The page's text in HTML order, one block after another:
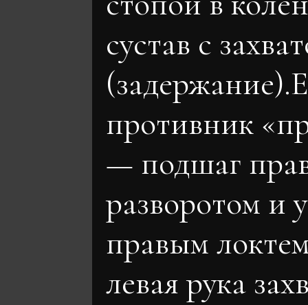
сустав с
противник
— подшаг
разворотом и
правым
левая рука